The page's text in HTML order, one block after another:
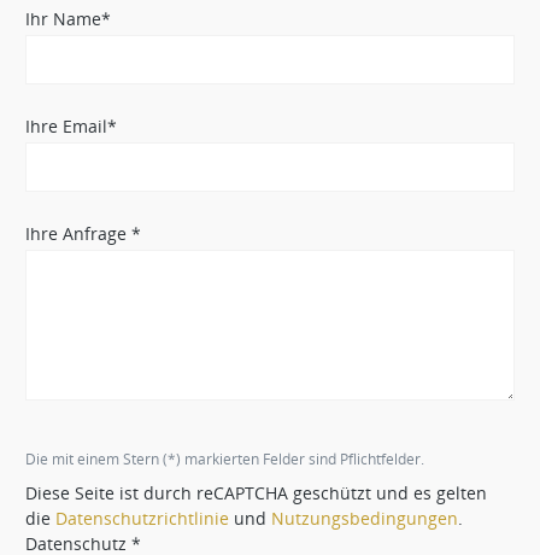
Ihr Name*
Ihre Email*
Ihre Anfrage *
Die mit einem Stern (*) markierten Felder sind Pflichtfelder.
Diese Seite ist durch reCAPTCHA geschützt und es gelten
die Datenschutzrichtlinie und Nutzungsbedingungen.
Datenschutz *